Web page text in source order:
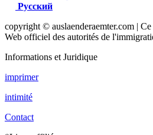
Русский
copyright © auslaenderaemter.com |
Web officiel des autorités de
Informations et Juridique
imprimer
intimité
Contact